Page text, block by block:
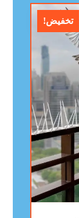
تخفيض!